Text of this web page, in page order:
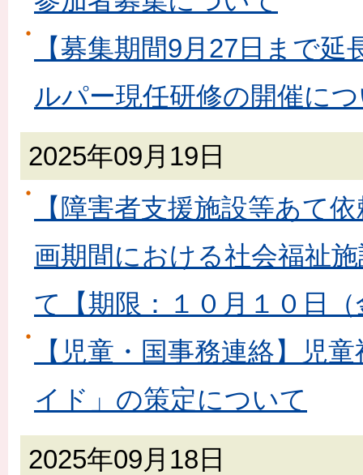
【募集期間9月27日まで
ルパー現任研修の開催に
2025年09月19日
【障害者支援施設等あて
画期間における社会福祉
て【期限：１０月１０日（
【児童・国事務連絡】児
イド」の策定について
2025年09月18日